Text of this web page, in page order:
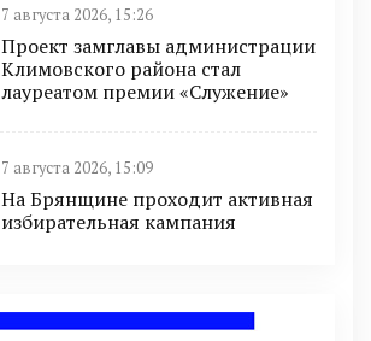
7 августа 2026, 15:26
Проект замглавы администрации
Климовского района стал
лауреатом премии «Служение»
7 августа 2026, 15:09
На Брянщине проходит активная
избирательная кампания